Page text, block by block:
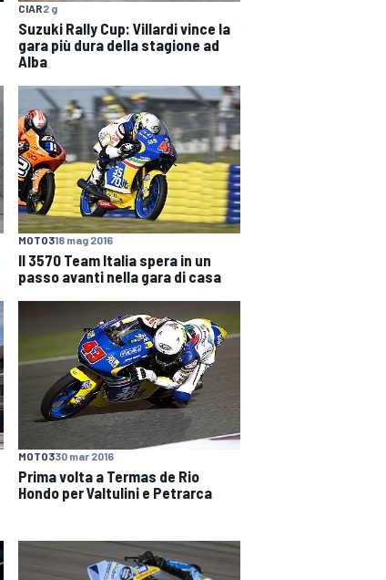
CIAR2 g
Suzuki Rally Cup: Villardi vince la
gara più dura della stagione ad
Alba
MOTO318 mag 2016
Il 3570 Team Italia spera in un
passo avanti nella gara di casa
MOTO330 mar 2016
Prima volta a Termas de Rio
Hondo per Valtulini e Petrarca